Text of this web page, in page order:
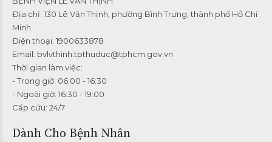
Địa chỉ: 130 Lê Văn Thịnh, phường Bình Trưng, thành phố Hồ Chí
Minh
Điện thoại: 1900633878
Email: bvlvthinh.tpthuduc@tphcm.gov.vn
Thời gian làm việc:
- Trong giờ: 06:00 - 16:30
- Ngoài giờ: 16:30 - 19:00
Cấp cứu: 24/7
Dành Cho Bệnh Nhân